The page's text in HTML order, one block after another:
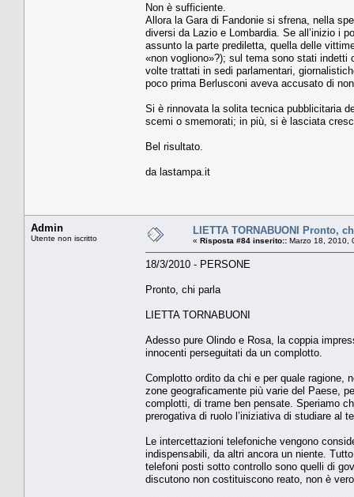
Non è sufficiente.
Allora la Gara di Fandonie si sfrena, nella
diversi da Lazio e Lombardia. Se all’inizio i
assunto la parte prediletta, quella delle
«non vogliono»?); sul tema sono stati indetti
volte trattati in sedi parlamentari,
poco prima Berlusconi aveva accusato di
Si è rinnovata la solita tecnica pubblicitaria
scemi o smemorati; in più, si è lasciata
Bel risultato.
da lastampa.it
Admin
Utente non iscritto
LIETTA TORNABUONI Pronto,
« Risposta #84 inserito:: Marzo 18, 2010,
18/3/2010 - PERSONE
Pronto, chi parla
LIETTA TORNABUONI
Adesso pure Olindo e Rosa, la coppia
innocenti perseguitati da un complotto.
Complotto ordito da chi e per quale ragione,
zone geograficamente più varie del Paese,
complotti, di trame ben pensate. Speriamo
prerogativa di ruolo l’iniziativa di studiare al
Le intercettazioni telefoniche vengono
indispensabili, da altri ancora un niente.
telefoni posti sotto controllo sono quelli di
discutono non costituiscono reato, non è